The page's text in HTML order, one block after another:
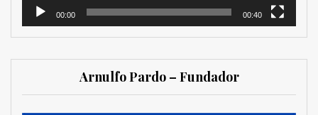
00:00 00:40
Arnulfo Pardo – Fundador